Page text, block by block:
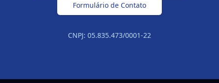
Formulário de Contato
CNPJ: 05.835.473/0001-22